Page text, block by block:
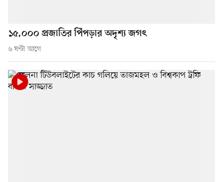
১৫,০০০ প্রজাতির পিঁপড়ার অদৃশ্য জগৎ
৬ ঘণ্টা আগে